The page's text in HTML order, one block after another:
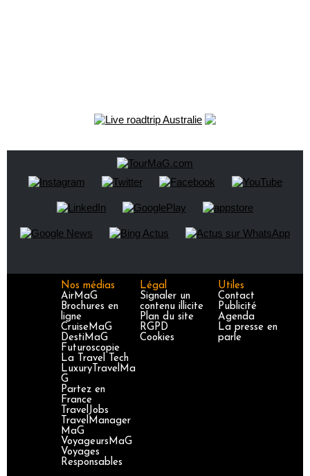
Nos médias
AirMaG
Brochures en
ligne
CruiseMaG
DestiMaG
Futuroscopie
La Travel Tech
LuxuryTravelMa
G
Partez en
France
TravelJobs
TravelManager
MaG
VoyageursMaG
Voyages
Responsables
Légal
Signaler un
contenu illicite
Plan du site
RGPD
Cookies
Utiles
Contact
Publicité
Agenda
La presse en
parle